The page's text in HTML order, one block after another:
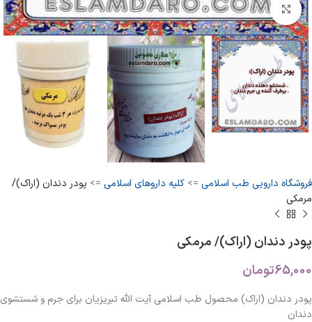
بزرگنمایی تصویر
فروشگاه دارویی طب اسلامی => کلیه داروهای اسلامی => پودر دندان (اراک)/
مرمکی
پودر دندان (اراک)/ مرمکی
65,000تومان
پودر دندان (اراک) محصول طب اسلامی آیت الله تبریزیان برای جرم و شستشوی
دندان